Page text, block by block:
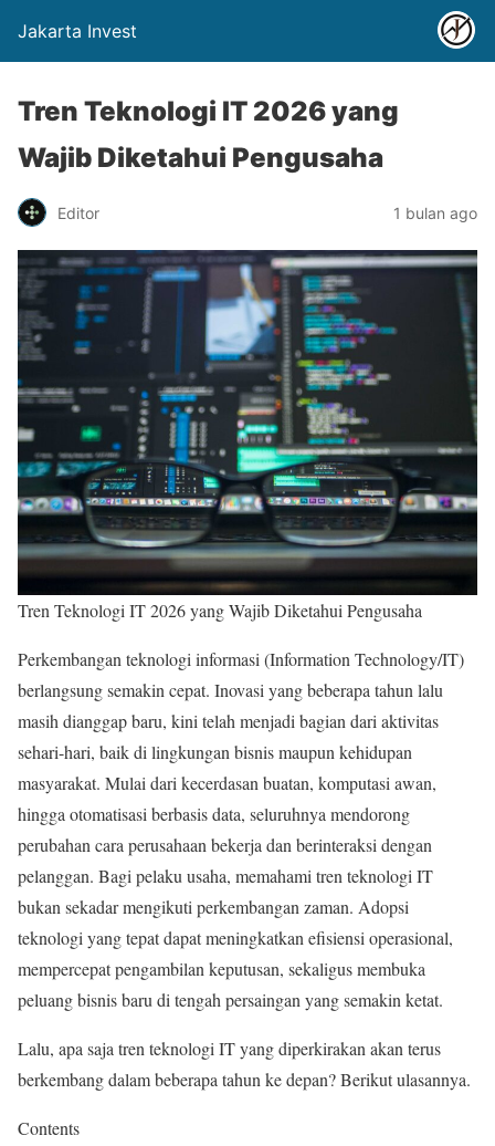
Jakarta Invest
Tren Teknologi IT 2026 yang
Wajib Diketahui Pengusaha
Editor 1 bulan ago
Tren Teknologi IT 2026 yang Wajib Diketahui Pengusaha
Perkembangan teknologi informasi (Information Technology/IT)
berlangsung semakin cepat. Inovasi yang beberapa tahun lalu
masih dianggap baru, kini telah menjadi bagian dari aktivitas
sehari-hari, baik di lingkungan bisnis maupun kehidupan
masyarakat. Mulai dari kecerdasan buatan, komputasi awan,
hingga otomatisasi berbasis data, seluruhnya mendorong
perubahan cara perusahaan bekerja dan berinteraksi dengan
pelanggan. Bagi pelaku usaha, memahami tren teknologi IT
bukan sekadar mengikuti perkembangan zaman. Adopsi
teknologi yang tepat dapat meningkatkan efisiensi operasional,
mempercepat pengambilan keputusan, sekaligus membuka
peluang bisnis baru di tengah persaingan yang semakin ketat.
Lalu, apa saja tren teknologi IT yang diperkirakan akan terus
berkembang dalam beberapa tahun ke depan? Berikut ulasannya.
Contents